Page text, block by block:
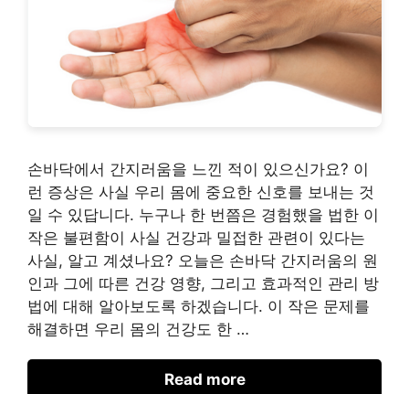
손바닥에서 간지러움을 느낀 적이 있으신가요? 이
런 증상은 사실 우리 몸에 중요한 신호를 보내는 것
일 수 있답니다. 누구나 한 번쯤은 경험했을 법한 이
작은 불편함이 사실 건강과 밀접한 관련이 있다는
사실, 알고 계셨나요? 오늘은 손바닥 간지러움의 원
인과 그에 따른 건강 영향, 그리고 효과적인 관리 방
법에 대해 알아보도록 하겠습니다. 이 작은 문제를
해결하면 우리 몸의 건강도 한 …
Read more